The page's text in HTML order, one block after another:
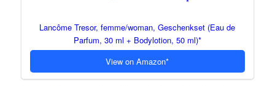
Lancôme Tresor, femme/woman, Geschenkset (Eau de
Parfum, 30 ml + Bodylotion, 50 ml)
View on Amazon